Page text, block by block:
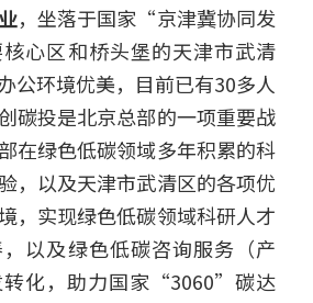
，坐落于国家“京津冀协同发
心区和桥头堡的天津市武清
公环境优美，目前已有30多人
碳投是北京总部的一项重要战
在绿色低碳领域多年积累的科
，以及天津市武清区的各项优
，实现绿色低碳领域科研人才
以及绿色低碳咨询服务（产
转化，助力国家“3060”碳达